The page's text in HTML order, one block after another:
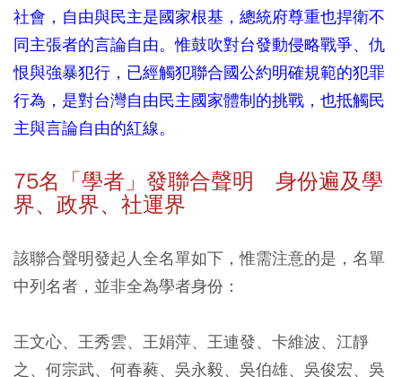
社會，自由與民主是國家根基，總統府尊重也捍衛不
同主張者的言論自由。惟鼓吹對台發動侵略戰爭、仇
恨與強暴犯行，已經觸犯聯合國公約明確規範的犯罪
行為，是對台灣自由民主國家體制的挑戰，也抵觸民
主與言論自由的紅線。
75名「學者」發聯合聲明 身份遍及學
界、政界、社運界
該聯合聲明發起人全名單如下，惟需注意的是，名單
中列名者，並非全為學者身份：
王文心、王秀雲、王娟萍、王連發、卡維波、江靜
之、何宗武、何春蕤、吳永毅、吳伯雄、吳俊宏、吳